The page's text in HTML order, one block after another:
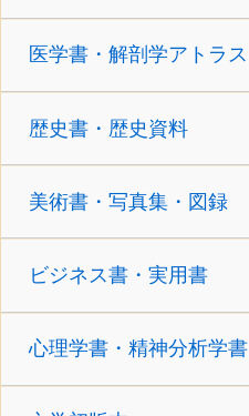
医学書・解剖学アトラス
歴史書・歴史資料
美術書・写真集・図録
ビジネス書・実用書
心理学書・精神分析学書